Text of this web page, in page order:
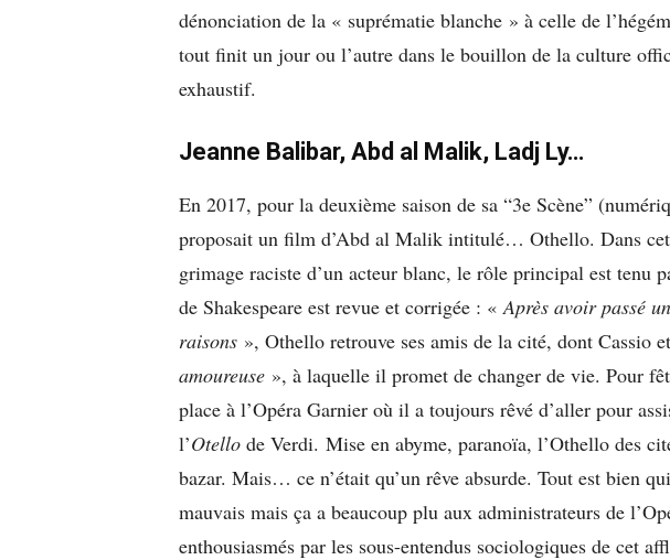
dénonciation de la « suprématie blanche » à celle de
tout finit un jour ou l’autre dans le bouillon de la culture
exhaustif.
Jeanne Balibar, Abd al Malik, Ladj Ly…
En 2017, pour la deuxième saison de sa “3e Scène”
proposait un film d’Abd al Malik intitulé… Othello. Dans
grimage raciste d’un acteur blanc, le rôle principal est tenu
de Shakespeare est revue et corrigée : « Après avoir passé
raisons », Othello retrouve ses amis de la cité, dont Cassio
amoureuse », à laquelle il promet de changer de vie. Pour
place à l’Opéra Garnier où il a toujours rêvé d’aller pour
l’Otello de Verdi. Mise en abyme, paranoïa, l’Othello des
bazar. Mais… ce n’était qu’un rêve absurde. Tout est bien
mauvais mais ça a beaucoup plu aux administrateurs de
enthousiasmés par les sous-entendus sociologiques de cet